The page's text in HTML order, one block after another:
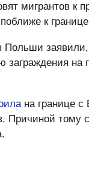
мигрантов к
к
заграждения на
на границе с
Причиной тому